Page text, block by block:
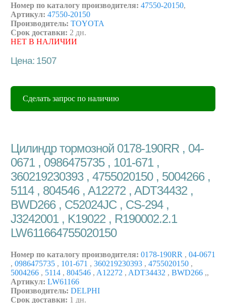
Номер по каталогу производителя: 47550-20150,
Артикул: 47550-20150
Производитель: TOYOTA
Срок доставки: 2 дн.
НЕТ В НАЛИЧИИ
Цена: 1507
Сделать запрос по наличию
Цилиндр тормозной 0178-190RR , 04-
0671 , 0986475735 , 101-671 ,
360219230393 , 4755020150 , 5004266 ,
5114 , 804546 , A12272 , ADT34432 ,
BWD266 , C52024JC , CS-294 ,
J3242001 , K19022 , R190002.2.1
LW611664755020150
Номер по каталогу производителя: 0178-190RR , 04-0671
, 0986475735 , 101-671 , 360219230393 , 4755020150 ,
5004266 , 5114 , 804546 , A12272 , ADT34432 , BWD266 ,,
Артикул: LW61166
Производитель: DELPHI
Срок доставки: 1 дн.